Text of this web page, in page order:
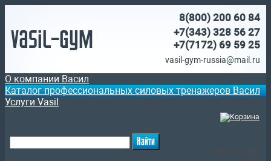
Vasil-Gym
8(800) 200 60 84
+7(343) 328 56 27
+7(7172) 69 59 25
vasil-gym-russia@mail.ru
О компании Васил
Каталог профессиональных силовых тренажеров Васил
Услуги Vasil